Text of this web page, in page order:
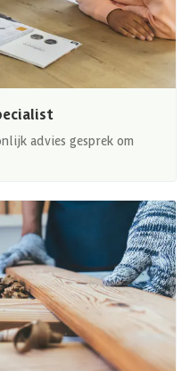
advies gesprek om